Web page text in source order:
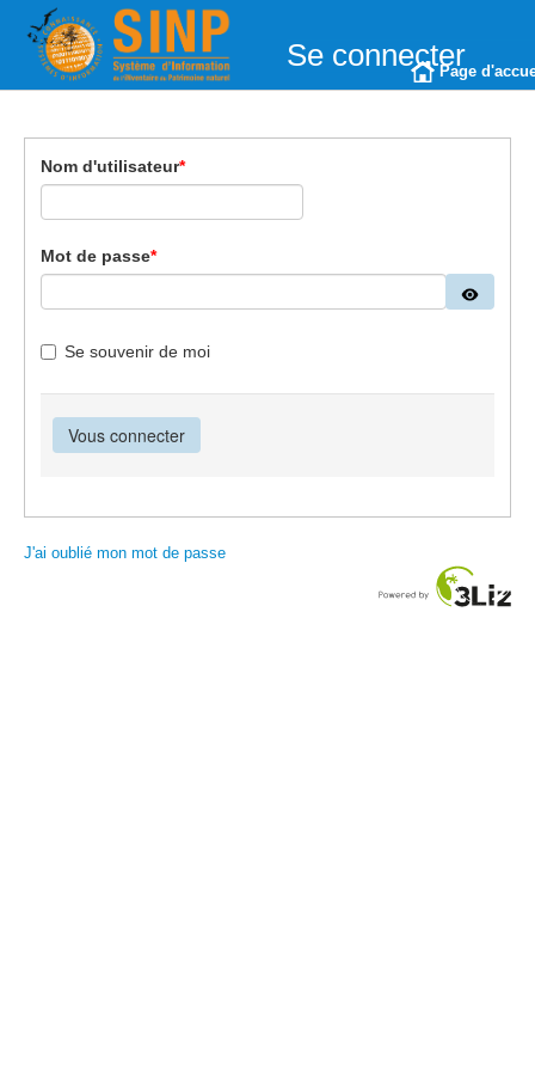
Se connecter
Page
Nom d'utilisateur*
Mot de passe*
Se souvenir de moi
J'ai oublié mon mot de passe